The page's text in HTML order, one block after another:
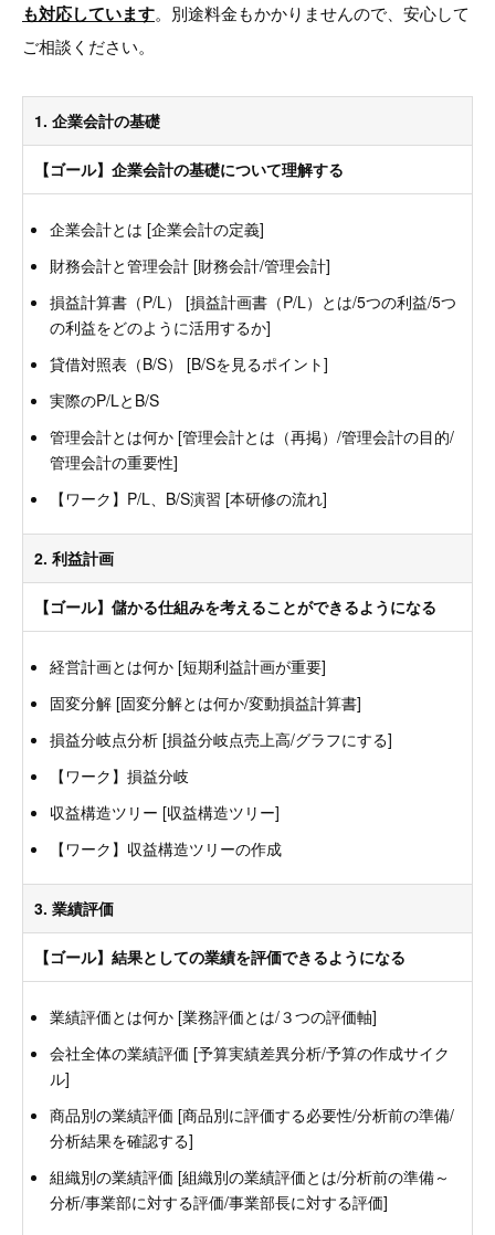
も対応しています。別途料金もかかりませんので、安心して
ご相談ください。
1. 企業会計の基礎
【ゴール】企業会計の基礎について理解する
企業会計とは [企業会計の定義]
財務会計と管理会計 [財務会計/管理会計]
損益計算書（P/L） [損益計画書（P/L）とは/5つの利益/5つ
の利益をどのように活用するか]
貸借対照表（B/S） [B/Sを見るポイント]
実際のP/LとB/S
管理会計とは何か [管理会計とは（再掲）/管理会計の目的/
管理会計の重要性]
【ワーク】P/L、B/S演習 [本研修の流れ]
2. 利益計画
【ゴール】儲かる仕組みを考えることができるようになる
経営計画とは何か [短期利益計画が重要]
固変分解 [固変分解とは何か/変動損益計算書]
損益分岐点分析 [損益分岐点売上高/グラフにする]
【ワーク】損益分岐
収益構造ツリー [収益構造ツリー]
【ワーク】収益構造ツリーの作成
3. 業績評価
【ゴール】結果としての業績を評価できるようになる
業績評価とは何か [業務評価とは/３つの評価軸]
会社全体の業績評価 [予算実績差異分析/予算の作成サイク
ル]
商品別の業績評価 [商品別に評価する必要性/分析前の準備/
分析結果を確認する]
組織別の業績評価 [組織別の業績評価とは/分析前の準備～
分析/事業部に対する評価/事業部長に対する評価]